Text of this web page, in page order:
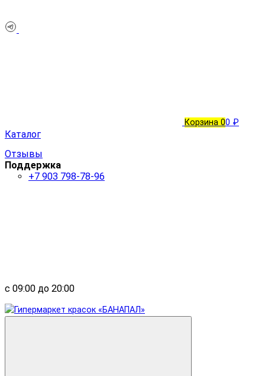
Корзина 00 ₽
Каталог
Отзывы
Поддержка
+7 903 798-78-96
с 09:00 до 20:00